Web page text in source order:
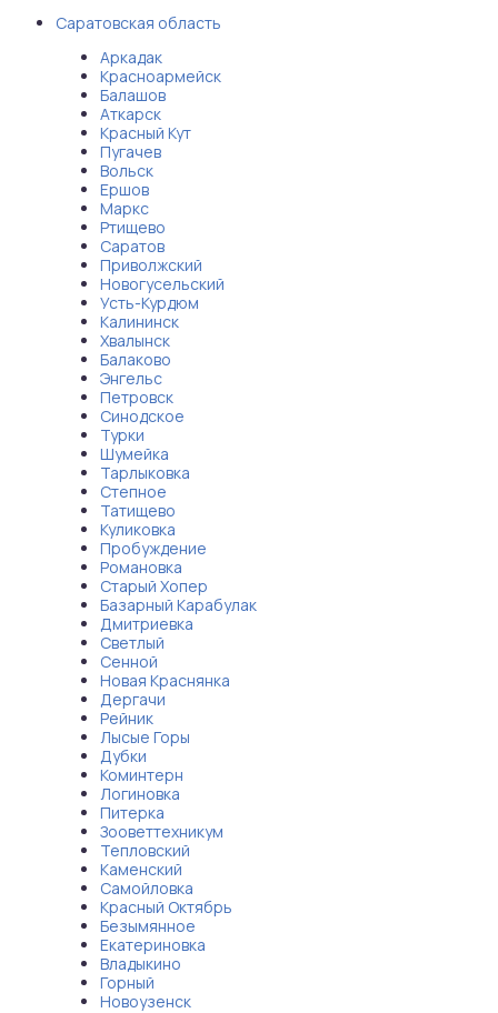
Саратовская область
Аркадак
Красноармейск
Балашов
Аткарск
Красный Кут
Пугачев
Вольск
Ершов
Маркс
Ртищево
Саратов
Приволжский
Новогусельский
Усть-Курдюм
Калининск
Хвалынск
Балаково
Энгельс
Петровск
Синодское
Турки
Шумейка
Тарлыковка
Степное
Татищево
Куликовка
Пробуждение
Романовка
Старый Хопер
Базарный Карабулак
Дмитриевка
Светлый
Сенной
Новая Краснянка
Дергачи
Рейник
Лысые Горы
Дубки
Коминтерн
Логиновка
Питерка
Зооветтехникум
Тепловский
Каменский
Самойловка
Красный Октябрь
Безымянное
Екатериновка
Владыкино
Горный
Новоузенск